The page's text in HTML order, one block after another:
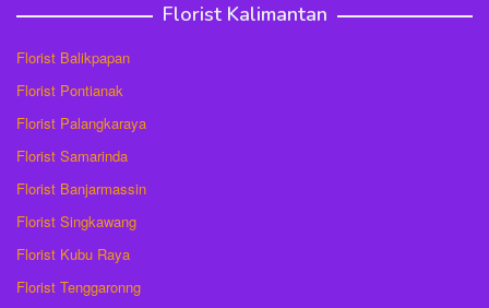
Florist Kalimantan
Florist Balikpapan
Florist Pontianak
Florist Palangkaraya
Florist Samarinda
Florist Banjarmassin
Florist Singkawang
Florist Kubu Raya
Florist Tenggaronng